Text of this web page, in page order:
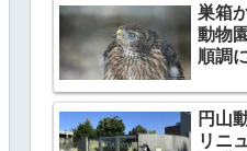
巣箱
動物
順調
円山
リニ